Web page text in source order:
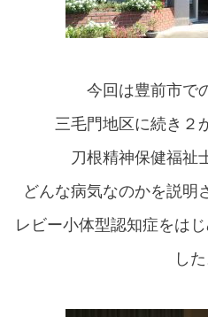
今回は豊前市で
三毛門地区に続き２
刀根精神保健福祉
どんな病気なのかを説明
レビー小体型認知症をは
した